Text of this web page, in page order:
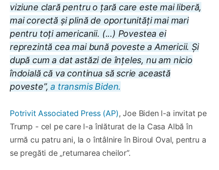
viziune clară pentru o țară care este mai liberă,
mai corectă și plină de oportunități mai mari
pentru toți americanii. (...) Povestea ei
reprezintă cea mai bună poveste a Americii. Și
după cum a dat astăzi de înțeles, nu am nicio
îndoială că va continua să scrie această
poveste”,a transmis Biden.
Potrivit Associated Press (AP), Joe Biden l-a invitat pe
Trump - cel pe care l-a înlăturat de la Casa Albă în
urmă cu patru ani, la o întâlnire în Biroul Oval, pentru a
se pregăti de „returnarea cheilor”.